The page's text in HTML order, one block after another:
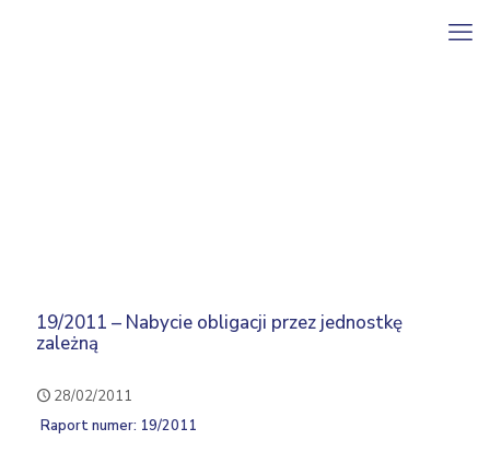
19/2011 – Nabycie obligacji przez jednostkę
zależną
28/02/2011
Raport numer: 19/2011